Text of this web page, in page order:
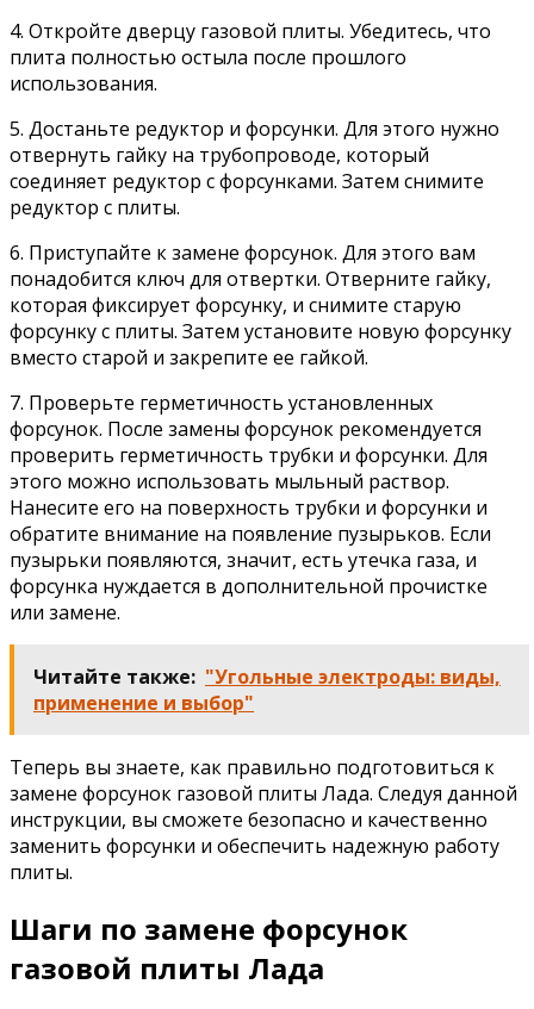
4. Откройте дверцу газовой плиты. Убедитесь, что
плита полностью остыла после прошлого
использования.
5. Достаньте редуктор и форсунки. Для этого нужно
отвернуть гайку на трубопроводе, который
соединяет редуктор с форсунками. Затем снимите
редуктор с плиты.
6. Приступайте к замене форсунок. Для этого вам
понадобится ключ для отвертки. Отверните гайку,
которая фиксирует форсунку, и снимите старую
форсунку с плиты. Затем установите новую форсунку
вместо старой и закрепите ее гайкой.
7. Проверьте герметичность установленных
форсунок. После замены форсунок рекомендуется
проверить герметичность трубки и форсунки. Для
этого можно использовать мыльный раствор.
Нанесите его на поверхность трубки и форсунки и
обратите внимание на появление пузырьков. Если
пузырьки появляются, значит, есть утечка газа, и
форсунка нуждается в дополнительной прочистке
или замене.
Читайте также: "Угольные электроды: виды,
применение и выбор"
Теперь вы знаете, как правильно подготовиться к
замене форсунок газовой плиты Лада. Следуя данной
инструкции, вы сможете безопасно и качественно
заменить форсунки и обеспечить надежную работу
плиты.
Шаги по замене форсунок
газовой плиты Лада